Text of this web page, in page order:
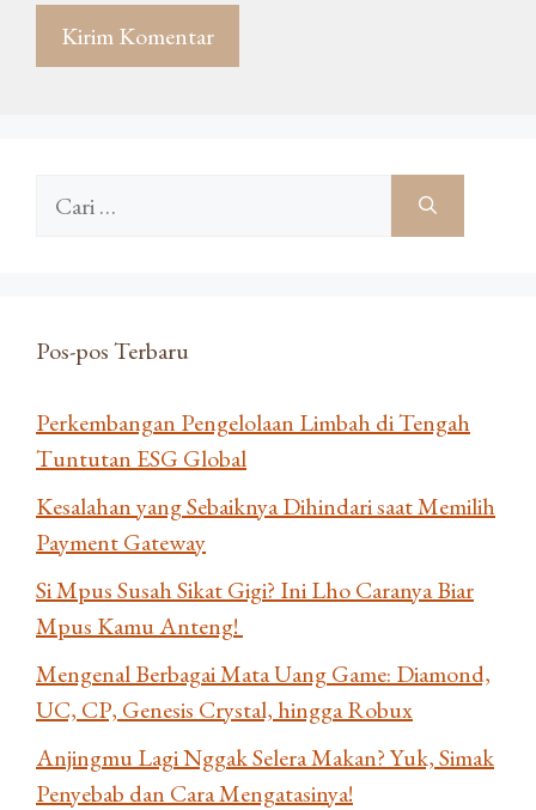
Cari
Pos-pos Terbaru
Perkembangan Pengelolaan Limbah di Tengah
Tuntutan ESG Global
Kesalahan yang Sebaiknya Dihindari saat Memilih
Payment Gateway
Si Mpus Susah Sikat Gigi? Ini Lho Caranya Biar
Mpus Kamu Anteng!
Mengenal Berbagai Mata Uang Game: Diamond,
UC, CP, Genesis Crystal, hingga Robux
Anjingmu Lagi Nggak Selera Makan? Yuk, Simak
Penyebab dan Cara Mengatasinya!